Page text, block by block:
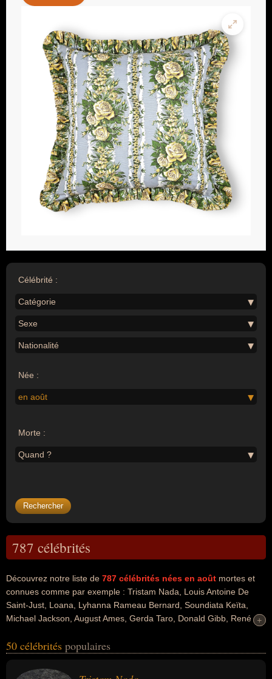
Célébrité :
Catégorie
Sexe
Nationalité
Née :
en août
Morte :
Quand ?
787 célébrités
Découvrez notre liste de 787 célébrités nées en août mortes et
connues comme par exemple : Tristam Nada, Louis Antoine De
Saint-Just, Loana, Lyhanna Rameau Bernard, Soundiata Keïta,
Michael Jackson, August Ames, Gerda Taro, Donald Gibb, René
les domaines de l'art, de la musique, de la peinture, de la pop, de
l'agression, de l'agression sexuelle, de l'assassinat, de l'homicide,
+
+
50 célébrités populaires